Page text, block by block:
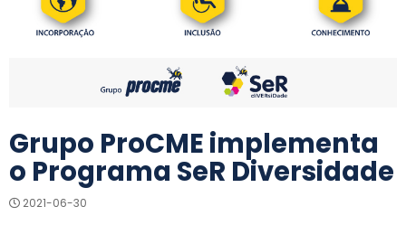
Grupo ProCME implementa
o Programa SeR Diversidade
2021-06-30